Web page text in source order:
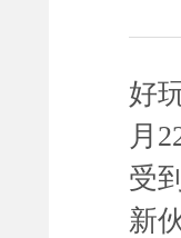
好
月
受
新